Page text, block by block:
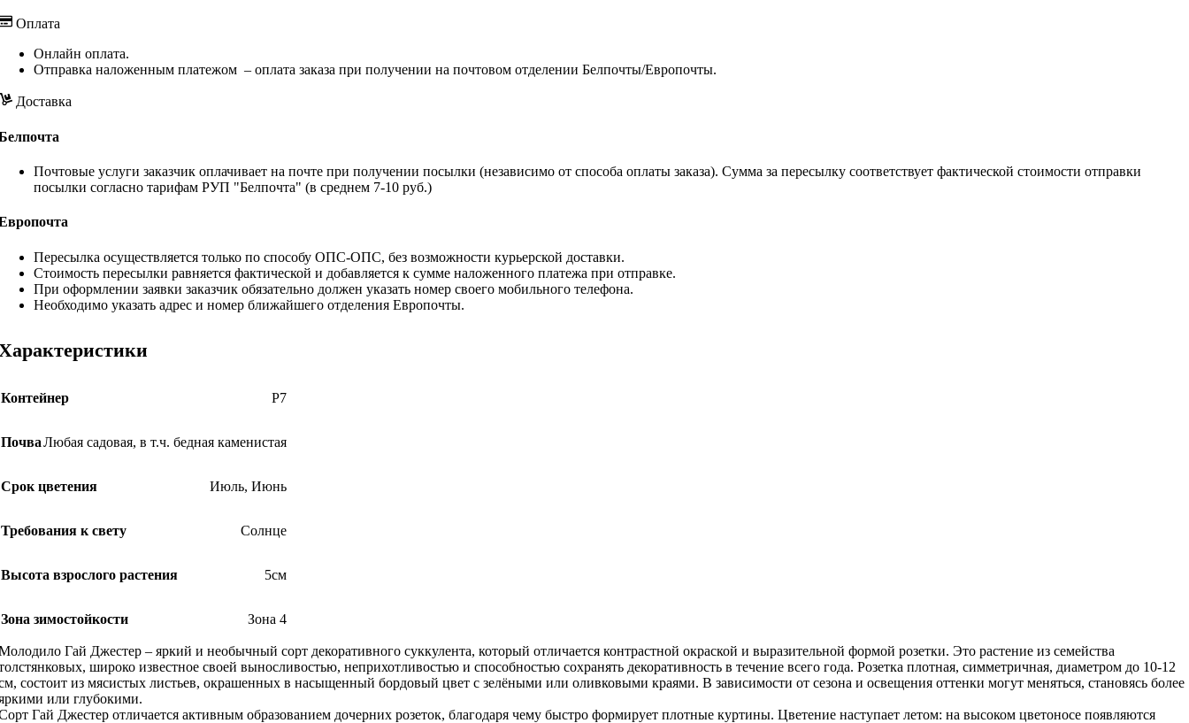
Оплата
Онлайн оплата.
Отправка наложенным платежом – оплата заказа при получении на почтовом отделении Белпочты/Европочты.
Доставка
Почтовые услуги заказчик оплачивает на почте при получении посылки (независимо от способа оплаты заказа). Сумма за пересылку соответствует фактической стоимости отправки
посылки согласно тарифам РУП "Белпочта" (в среднем 7-10 руб.)
Пересылка осуществляется только по способу ОПС-ОПС, без возможности курьерской доставки.
Стоимость пересылки равняется фактической и добавляется к сумме наложенного платежа при отправке.
При оформлении заявки заказчик обязательно должен указать номер своего мобильного телефона.
Необходимо указать адрес и номер ближайшего отделения Европочты.
Контейнер Р7
ПочваЛюбая садовая, в т.ч. бедная каменистая
Срок цветения Июль, Июнь
Требования к свету Солнце
Высота взрослого растения 5см
Зона зимостойкости Зона 4
Гай Джестер – яркий и необычный сорт декоративного суккулента, который отличается контрастной окраской и выразительной формой розетки. Это растение из семейства
широко известное своей выносливостью, неприхотливостью и способностью сохранять декоративность в течение всего года. Розетка плотная, симметричная, диаметром до 10-12
состоит из мясистых листьев, окрашенных в насыщенный бордовый цвет с зелёными или оливковыми краями. В зависимости от сезона и освещения оттенки могут меняться, становясь более
или глубокими.
Гай Джестер отличается активным образованием дочерних розеток, благодаря чему быстро формирует плотные куртины. Цветение наступает летом: на высоком цветоносе появляются